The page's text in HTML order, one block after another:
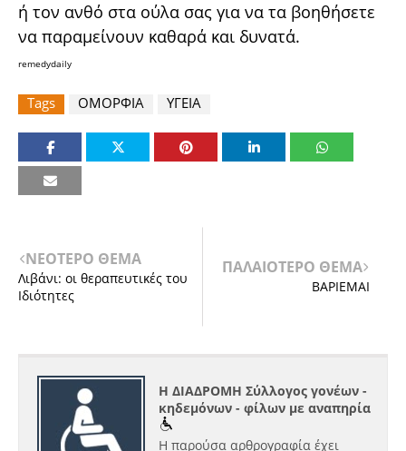
ή τον ανθό στα ούλα σας για να τα βοηθήσετε
να παραμείνουν καθαρά και δυνατά.
remedydaily
Tags ΟΜΟΡΦΙΑ ΥΓΕΙΑ
ΝΕΟΤΕΡΟ ΘΕΜΑ
Λιβάνι: οι θεραπευτικές του
Ιδιότητες
ΠΑΛΑΙΟΤΕΡΟ ΘΕΜΑ
ΒΑΡΙΕΜΑΙ
Η ΔΙΑΔΡΟΜΗ Σύλλογος γονέων -
κηδεμόνων - φίλων με αναπηρία
Η παρούσα αρθρογραφία έχει